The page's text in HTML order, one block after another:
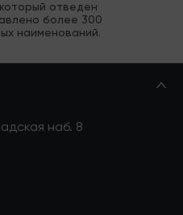
отведен
более 300
наименований.
наб. 8